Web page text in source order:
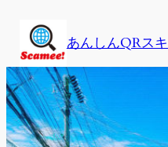
ス
キ
ッ
プ
あんしんQRス